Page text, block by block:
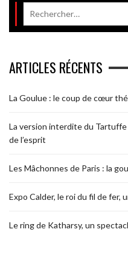
ARTICLES RÉCENTS
La Goulue : le coup de cœur
La version interdite du Tartuffe
de l’esprit
Les Mâchonnes de Paris : la
Expo Calder, le roi du fil de fer,
Le ring de Katharsy, un